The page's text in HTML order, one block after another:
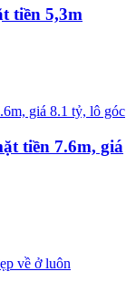
tiền 5,3m
tiền 7.6m, giá